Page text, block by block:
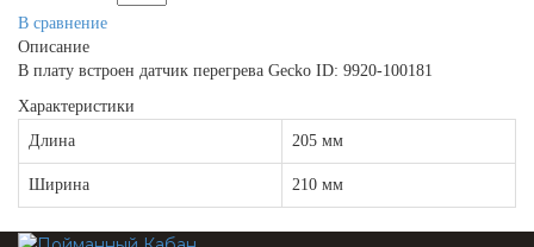
В сравнение
Описание
В плату встроен датчик перегрева Gecko ID: 9920-100181
Характеристики
Длина
205 мм
Ширина 210 мм